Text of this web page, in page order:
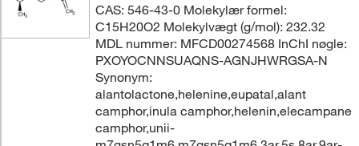
CAS: 546-43-0 Molekylær formel:
C15H20O2 Molekylvægt (g/mol): 232.32
MDL nummer: MFCD00274568 InChI nøgle:
PXOYOCNNSUAQNS-AGNJHWRGSA-N
Synonym:
alantolactone,helenine,eupatal,alant
camphor,inula camphor,helenin,elecampane
camphor,unii-